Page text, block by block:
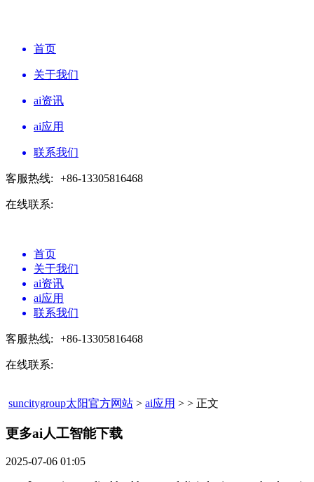
首页
关于我们
ai资讯
ai应用
联系我们
客服热线: +86-13305816468
在线联系:
首页
关于我们
ai资讯
ai应用
联系我们
客服热线: +86-13305816468
在线联系:
suncitygroup太阳官方网站 > ai应用 > > 正文
更多ai人工智能下载​
2025-07-06 01:05